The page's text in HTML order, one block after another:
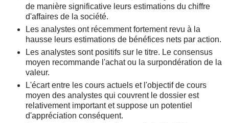
de manière significative leurs estimations du chiffre
d'affaires de la société.
Les analystes ont récemment fortement revu à la
hausse leurs estimations de bénéfices nets par action.
Les analystes sont positifs sur le titre. Le consensus
moyen recommande l'achat ou la surpondération de la
valeur.
L'écart entre les cours actuels et l'objectif de cours
moyen des analystes qui couvrent le dossier est
relativement important et suppose un potentiel
d'appréciation conséquent.